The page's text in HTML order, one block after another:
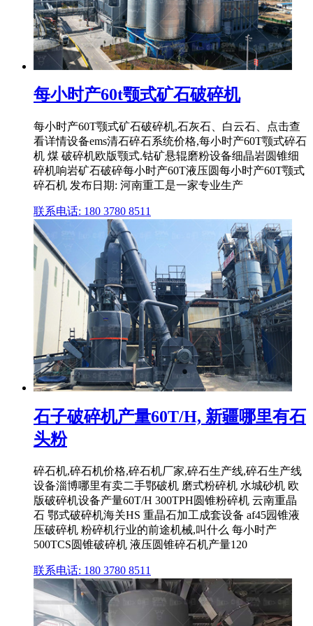
每小时产60t颚式矿石破碎机
每小时产60T颚式矿石破碎机,石灰石、白云石、点击查
看详情设备ems清石碎石系统价格,每小时产60T颚式碎石
机 煤 破碎机欧版颚式.钴矿悬辊磨粉设备细晶岩圆锥细
碎机响岩矿石破碎每小时产60T液压圆每小时产60T颚式
碎石机 发布日期: 河南重工是一家专业生产
联系电话: 180 3780 8511
石子破碎机产量60T/H, 新疆哪里有石
头粉
碎石机,碎石机价格,碎石机厂家,碎石生产线,碎石生产线
设备淄博哪里有卖二手鄂破机 磨式粉碎机 水城砂机 欧
版破碎机设备产量60T/H 300TPH圆锥粉碎机 云南重晶
石 鄂式破碎机海关HS 重晶石加工成套设备 af45园锥液
压破碎机 粉碎机行业的前途机械,叫什么 每小时产
500TCS圆锥破碎机 液压圆锥碎石机产量120
联系电话: 180 3780 8511